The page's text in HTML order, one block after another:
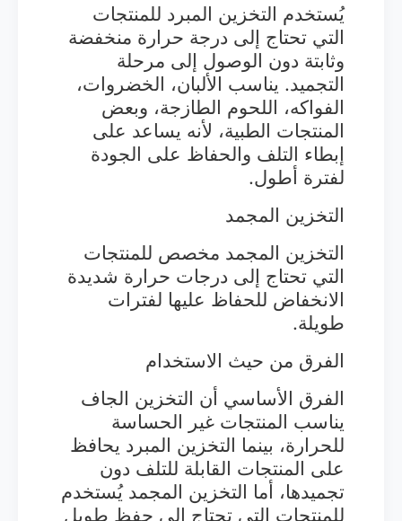
يُستخدم التخزين المبرد للمنتجات
التي تحتاج إلى درجة حرارة منخفضة
وثابتة دون الوصول إلى مرحلة
التجميد. يناسب الألبان، الخضروات،
الفواكه، اللحوم الطازجة، وبعض
المنتجات الطبية، لأنه يساعد على
إبطاء التلف والحفاظ على الجودة
لفترة أطول.
التخزين المجمد
التخزين المجمد مخصص للمنتجات
التي تحتاج إلى درجات حرارة شديدة
الانخفاض للحفاظ عليها لفترات
طويلة.
الفرق من حيث الاستخدام
الفرق الأساسي أن التخزين الجاف
يناسب المنتجات غير الحساسة
للحرارة، بينما التخزين المبرد يحافظ
على المنتجات القابلة للتلف دون
تجميدها، أما التخزين المجمد يُستخدم
للمنتجات التي تحتاج إلى حفظ طويل